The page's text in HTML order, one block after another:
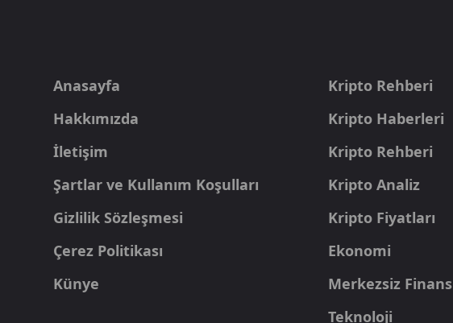
Anasayfa
Hakkımızda
İletişim
Şartlar ve Kullanım Koşulları
Gizlilik Sözleşmesi
Çerez Politikası
Künye
Kripto Rehberi
Kripto Haberleri
Kripto Rehberi
Kripto Analiz
Kripto Fiyatları
Ekonomi
Merkezsiz Finans
Teknoloji